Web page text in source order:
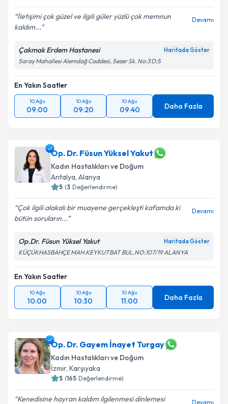
Metni 'ni okudum ve kişisel verilerimin belirtilen
kapsamda işlenmesini kabul ediyorum.
Takvim Talebini Gönder
İletişimi çok güzel ve ilgili güler yüzlü çok memnun
kaldım...
Devamı
Çakmak Erdem Hastanesi Haritada Göster
Saray Mahallesi Alemdağ Caddesi, Sezer Sk. No:3 D:5
En Yakın Saatler
10 Ağu
09:00
10 Ağu
09:20
10 Ağu
09:40 Daha Fazla
Op. Dr. Füsun Yüksel Yakut
Kadın Hastalıkları ve Doğum
Antalya, Alanya
5 (3 Değerlendirme)
Çok ilgili alakalı bir muayene gerçekleşti kafamda ki
bütün soruların...
Devamı
Op.Dr. Füsun Yüksel Yakut Haritada Göster
KÜÇÜKHASBAHÇE MAH.KEYKUTBAT BUL.NO:107/19 ALANYA
En Yakın Saatler
10 Ağu
10:00
10 Ağu
10:30
10 Ağu
11:00 Daha Fazla
Op. Dr. Gayem İnayet Turgay
Kadın Hastalıkları ve Doğum
İzmir, Karşıyaka
5 (165 Değerlendirme)
Kenedisine hayran kaldım ilgilenmesi dinlemesi Devamı